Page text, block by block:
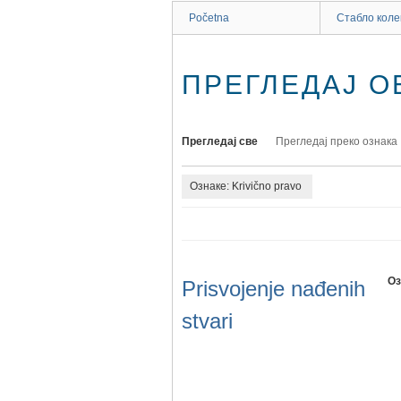
Početna Стабло
ПРЕГЛЕДАЈ
Прегледај све Прегледај преко ознака
Ознаке: Krivično pravo
Prisvojenje nađenih
stvari